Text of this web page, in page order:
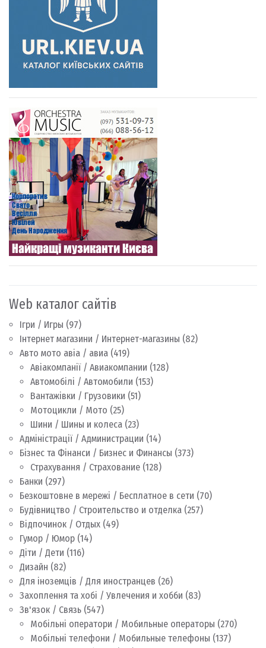
Web каталог сайтів
Ігри / Игры (97)
Інтернет магазини / Интернет-магазины (82)
Авто мото авіа / авиа (419)
Авіакомпанії / Авиакомпании (128)
Автомобілі / Автомобили (153)
Вантажівки / Грузовики (51)
Мотоцикли / Мото (25)
Шини / Шины и колеса (23)
Адміністрації / Администрации (14)
Бізнес та Фінанси / Бизнес и Финансы (373)
Страхування / Страхование (128)
Банки (297)
Безкоштовне в мережі / Бесплатное в сети (70)
Будівництво / Строительство и отделка (257)
Відпочинок / Отдых (49)
Гумор / Юмор (14)
Діти / Дети (116)
Дизайн (82)
Для іноземців / Для иностранцев (26)
Захоплення та хобі / Увлечения и хобби (83)
Зв'язок / Связь (547)
Мобільні оператори / Мобильные операторы (270)
Мобільні телефони / Мобильные телефоны (137)